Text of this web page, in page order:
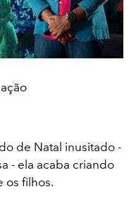
de Natal inusitado -
- ela acaba criando
os filhos.